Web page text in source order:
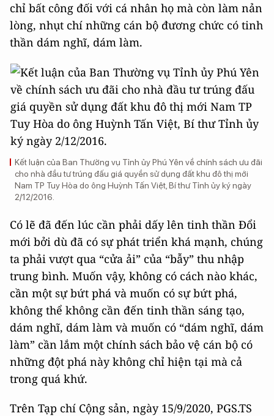
chỉ bất công đối với cá nhân họ mà còn làm nản
lòng, nhụt chí những cán bộ đương chức có tinh
thần dám nghĩ, dám làm.
Kết luận của Ban Thường vụ Tỉnh ủy Phú Yên về chính sách ưu đãi
cho nhà đầu tư trúng đấu giá quyền sử dụng đất khu đô thị mới
Nam TP Tuy Hòa do ông Huỳnh Tấn Việt, Bí thư Tỉnh ủy ký ngày
2/12/2016.
Có lẽ đã đến lúc cần phải dấy lên tinh thần Đổi
mới bởi dù đã có sự phát triển khá mạnh, chúng
ta phải vượt qua “cửa ải” của “bẫy” thu nhập
trung bình. Muốn vậy, không có cách nào khác,
cần một sự bứt phá và muốn có sự bứt phá,
không thể không cần đến tinh thần sáng tạo,
dám nghĩ, dám làm và muốn có “dám nghĩ, dám
làm” cần lắm một chính sách bảo vệ cán bộ có
những đột phá này không chỉ hiện tại mà cả
trong quá khứ.
Trên Tạp chí Cộng sản, ngày 15/9/2020, PGS.TS